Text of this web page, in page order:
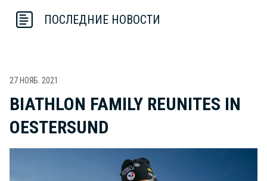
ПОСЛЕДНИЕ НОВОСТИ
27 НОЯБ. 2021
BIATHLON FAMILY REUNITES IN
OESTERSUND